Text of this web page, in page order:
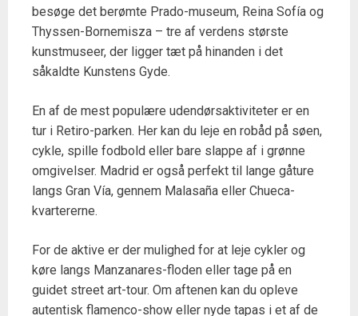
besøge det berømte Prado-museum, Reina Sofía og
Thyssen-Bornemisza – tre af verdens største
kunstmuseer, der ligger tæt på hinanden i det
såkaldte Kunstens Gyde.
En af de mest populære udendørsaktiviteter er en
tur i Retiro-parken. Her kan du leje en robåd på søen,
cykle, spille fodbold eller bare slappe af i grønne
omgivelser. Madrid er også perfekt til lange gåture
langs Gran Vía, gennem Malasaña eller Chueca-
kvartererne.
For de aktive er der mulighed for at leje cykler og
køre langs Manzanares-floden eller tage på en
guidet street art-tour. Om aftenen kan du opleve
autentisk flamenco-show eller nyde tapas i et af de